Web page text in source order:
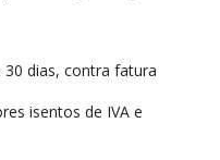
30 dias, contra fatura
isentos de IVA e